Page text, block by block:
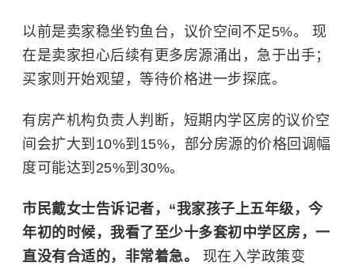
以前是卖家稳坐钓鱼台，议价空间不足5%。 现
在是卖家担心后续有更多房源涌出，急于出手；
买家则开始观望，等待价格进一步探底。
有房产机构负责人判断，短期内学区房的议价空
间会扩大到10%到15%，部分房源的价格回调幅
度可能达到25%到30%。
市民戴女士告诉记者，“我家孩子上五年级，今
年初的时候，我看了至少十多套初中学区房，一
直没有合适的，非常着急。 现在入学政策变